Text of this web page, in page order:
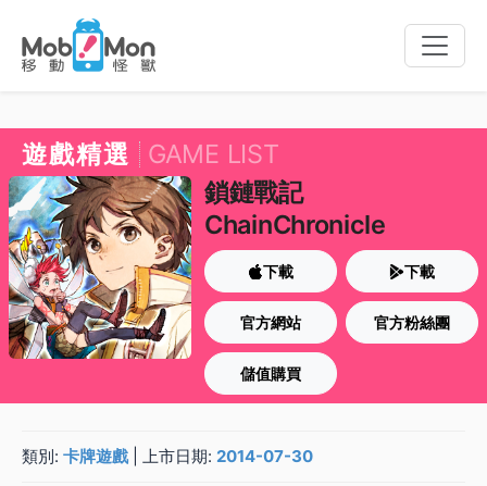
Toggle
遊戲精選
GAME LIST
鎖鏈戰記
ChainChronicle
下載 下載
官方網站 官方粉絲團
儲值購買
類別: 卡牌遊戲| 上市日期: 2014-07-30